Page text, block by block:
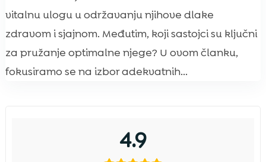
vitalnu ulogu u održavanju njihove dlake
zdravom i sjajnom. Međutim, koji sastojci su ključni
za pružanje optimalne njege? U ovom članku,
fokusiramo se na izbor adekvatnih...
4.9